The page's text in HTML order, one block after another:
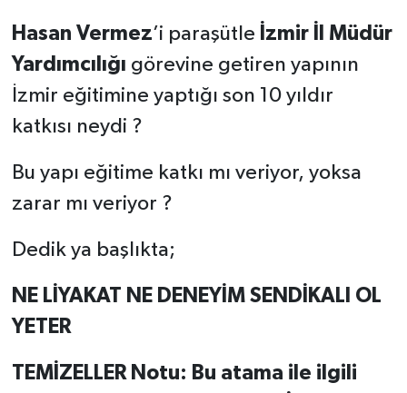
Hasan Vermez’i paraşütle İzmir İl Müdür
Yardımcılığı görevine getiren yapının
İzmir eğitimine yaptığı son 10 yıldır
katkısı neydi ?
Bu yapı eğitime katkı mı veriyor, yoksa
zarar mı veriyor ?
Dedik ya başlıkta;
NE LİYAKAT NE DENEYİM SENDİKALI OL
YETER
TEMİZELLER Notu: Bu atama ile ilgili